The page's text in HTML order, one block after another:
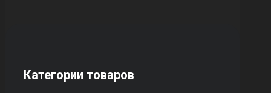
Категории товаров